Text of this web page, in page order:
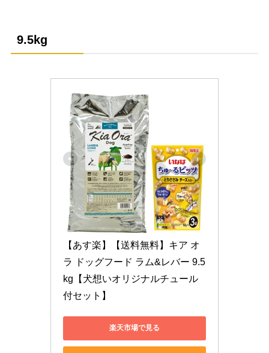
9.5kg
【あす楽】【送料無料】キア オ
ラ ドッグフード ラム&レバー 9.5
kg【犬想いオリジナルチュール
付セット】
楽天市場で見る